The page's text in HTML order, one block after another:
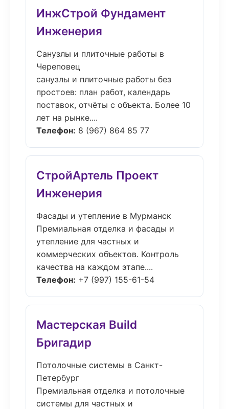
ИнжСтрой Фундамент
Инженерия
Санузлы и плиточные работы в
Череповец
санузлы и плиточные работы без
простоев: план работ, календарь
поставок, отчёты с объекта. Более 10
лет на рынке....
Телефон: 8 (967) 864 85 77
СтройАртель Проект
Инженерия
Фасады и утепление в Мурманск
Премиальная отделка и фасады и
утепление для частных и
коммерческих объектов. Контроль
качества на каждом этапе....
Телефон: +7 (997) 155-61-54
Мастерская Build
Бригадир
Потолочные системы в Санкт-
Петербург
Премиальная отделка и потолочные
системы для частных и